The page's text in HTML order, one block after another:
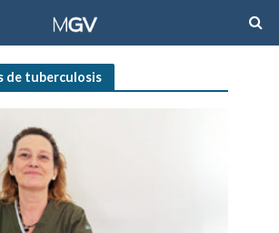
de tuberculosis